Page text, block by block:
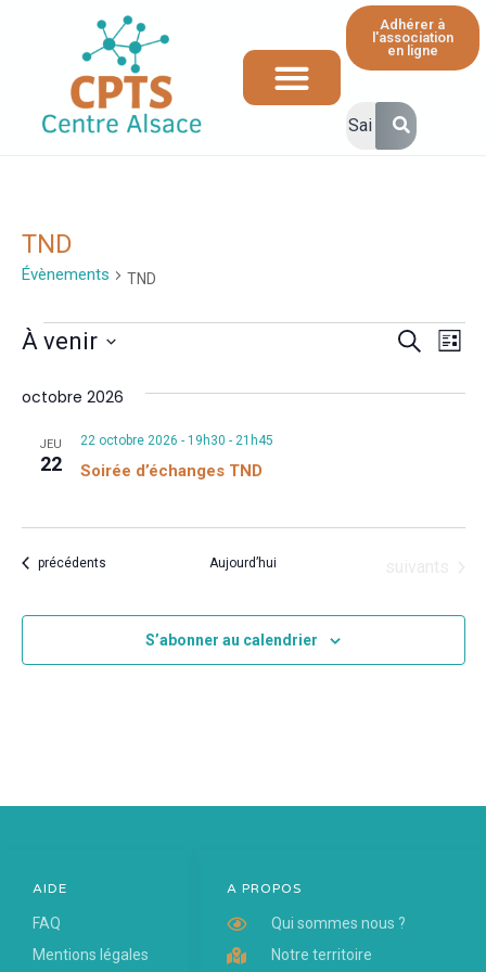
Adhérer à
l'association
en ligne
TND
Évènements TND
et
Recherche
Liste
À venir
une
date.
octobre 2026
JEU
22 Soirée d’échanges TND
22 octobre 2026 - 19h30 - 21h45
Évènements
précédents Aujourd’hui
S’abonner au calendrier
A PROPOS
Qui sommes nous ?
Notre territoire
AIDE
FAQ
Mentions légales